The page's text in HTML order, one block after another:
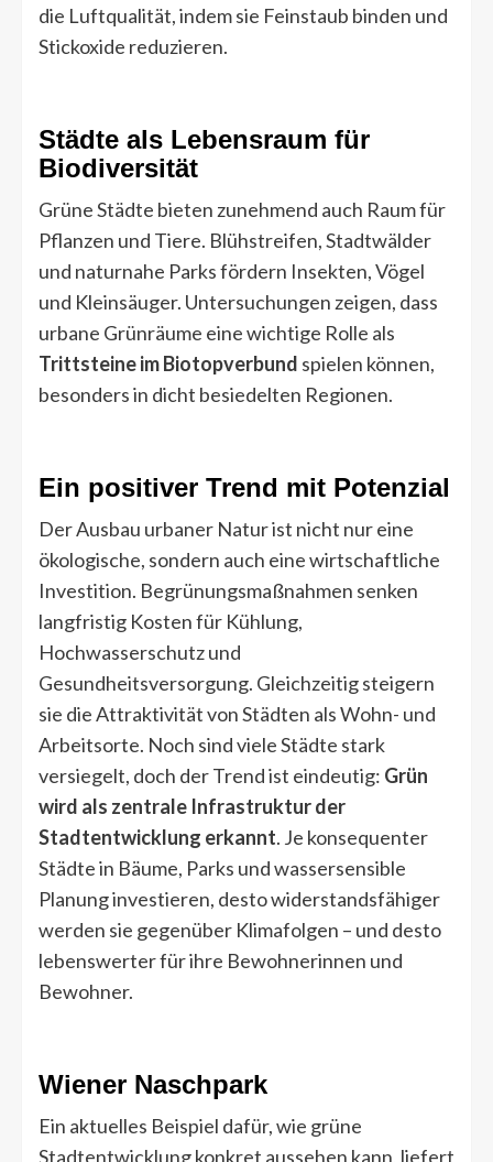
die Luftqualität, indem sie Feinstaub binden und
Stickoxide reduzieren.
Städte als Lebensraum für
Biodiversität
Grüne Städte bieten zunehmend auch Raum für
Pflanzen und Tiere. Blühstreifen, Stadtwälder
und naturnahe Parks fördern Insekten, Vögel
und Kleinsäuger. Untersuchungen zeigen, dass
urbane Grünräume eine wichtige Rolle als
Trittsteine im Biotopverbund spielen können,
besonders in dicht besiedelten Regionen.
Ein positiver Trend mit Potenzial
Der Ausbau urbaner Natur ist nicht nur eine
ökologische, sondern auch eine wirtschaftliche
Investition. Begrünungsmaßnahmen senken
langfristig Kosten für Kühlung,
Hochwasserschutz und
Gesundheitsversorgung. Gleichzeitig steigern
sie die Attraktivität von Städten als Wohn- und
Arbeitsorte. Noch sind viele Städte stark
versiegelt, doch der Trend ist eindeutig: Grün
wird als zentrale Infrastruktur der
Stadtentwicklung erkannt. Je konsequenter
Städte in Bäume, Parks und wassersensible
Planung investieren, desto widerstandsfähiger
werden sie gegenüber Klimafolgen – und desto
lebenswerter für ihre Bewohnerinnen und
Bewohner.
Wiener Naschpark
Ein aktuelles Beispiel dafür, wie grüne
Stadtentwicklung konkret aussehen kann, liefert